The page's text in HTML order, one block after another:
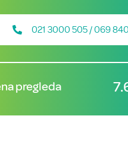
021 3000 505 / 069
pregleda